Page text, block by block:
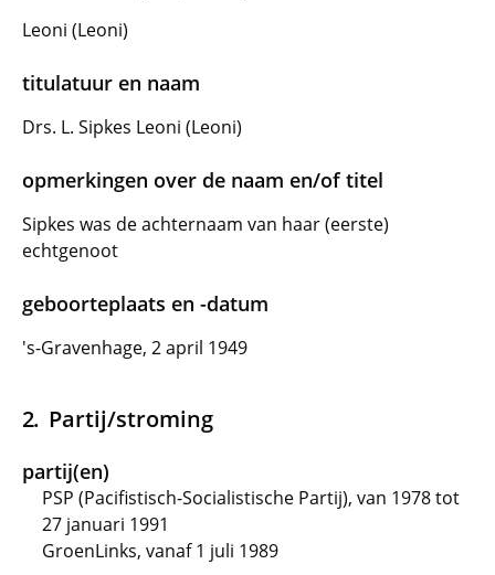
Leoni (Leoni)
titulatuur en naam
Drs. L. Sipkes Leoni (Leoni)
opmerkingen over de naam en/of titel
Sipkes was de achternaam van haar (eerste)
echtgenoot
geboorteplaats en -datum
's-Gravenhage, 2 april 1949
Partij/stroming
partij(en)
PSP (Pacifistisch-Socialistische Partij), van 1978 tot
27 januari 1991
GroenLinks, vanaf 1 juli 1989